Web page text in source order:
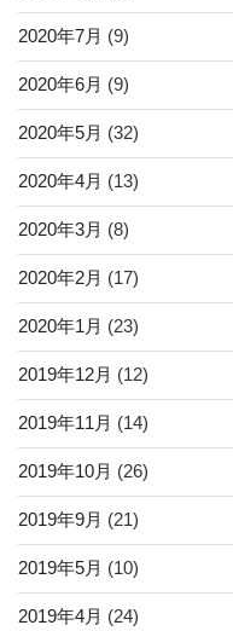
2020年7月 (9)
2020年6月 (9)
2020年5月 (32)
2020年4月 (13)
2020年3月 (8)
2020年2月 (17)
2020年1月 (23)
2019年12月 (12)
2019年11月 (14)
2019年10月 (26)
2019年9月 (21)
2019年5月 (10)
2019年4月 (24)